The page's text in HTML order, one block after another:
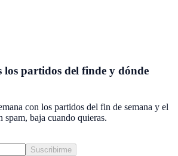
los partidos del finde y dónde
con los partidos del fin de semana y el
spam, baja cuando quieras.
Suscribirme